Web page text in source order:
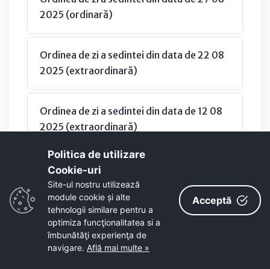
2025 (ordinară)
Ordinea de zi a sedintei din data de 22 08
2025 (extraordinară)
Ordinea de zi a sedintei din data de 12 08
2025 (extraordinară)
Ordinea de zi a sedintei din data de 1 08
2025 (extraordinară)
Ordinea de zi a sedintei din data de 29 07
2025 (ordinară)
Politica de utilizare
Cookie-uri‎
Site-ul nostru utilizează
module cookie și alte
tehnologii similare pentru a
optimiza funcţionalitatea si a
îmbunătăţi experienţa de
navigare. Află mai multe »
Acceptă